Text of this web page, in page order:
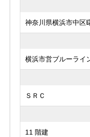
神奈川県横浜市中区
横浜市営ブルーライ
ＳＲＣ
11 階建